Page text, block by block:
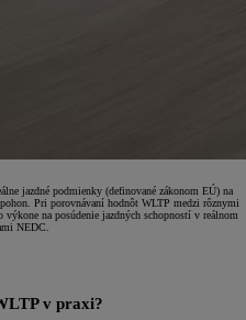
jazdné podmienky (definované zákonom EÚ) na
Pri porovnávaní hodnôt WLTP medzi rôznymi
na posúdenie jazdných schopností v reálnom
NEDC.
v praxi?